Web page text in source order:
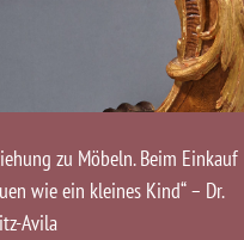
zu Möbeln. Beim Einkauf
wie ein kleines Kind“ – Dr.
Avila